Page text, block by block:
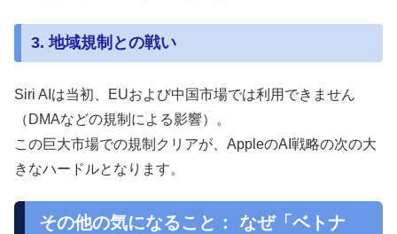
3. 地域規制との戦い
Siri AIは当初、EUおよび中国市場では利用できません
（DMAなどの規制による影響）。
この巨大市場での規制クリアが、AppleのAI戦略の次の大
きなハードルとなります。
その他の気になること： なぜ「ベトナ